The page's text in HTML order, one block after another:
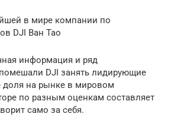
в мире компании по
DJI Ван Тао
информация и ряд
DJI занять лидирующие
доля на рынке в мировом
по разным оценкам составляет
само за себя.